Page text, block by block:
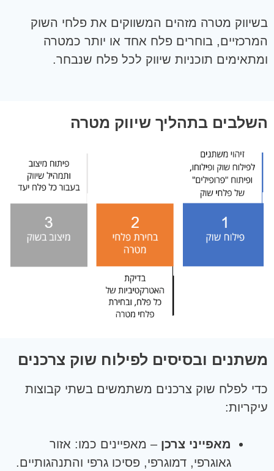
בשיווק מטרה מזהים המשווקים את פלחי השוק
המרכזיים, בוחרים פלח אחד או יותר כמטרה
ומתאימים תוכניות שיווק לכל פלח שנבחר.
השלבים בתהליך שיווק מטרה
משתנים ובסיסים לפילוח שוק צרכנים
כדי לפלח שוק צרכנים משתמשים בשתי קבוצות
עיקריות:
מאפייני צרכן – מאפיינים כמו: אזור
גאוגרפי, דמוגרפי, פסיכו גרפי והתנהגותיים.